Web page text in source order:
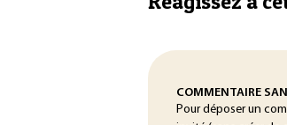
COMMENTAIRE
Pour déposer un